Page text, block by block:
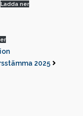
Ladda ner
2025